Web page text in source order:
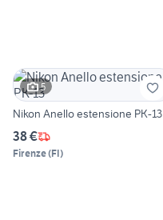
5
Nikon Anello estensione PK-13
38 €
Firenze(FI)